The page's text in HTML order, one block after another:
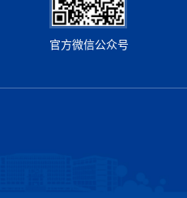
官方微信公众号